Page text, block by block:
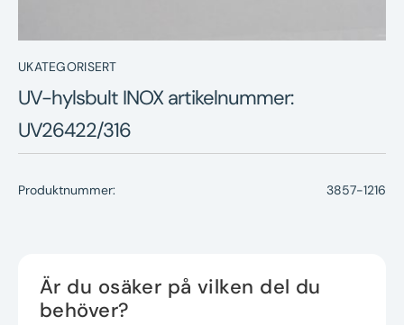
UKATEGORISERT
UV-hylsbult INOX artikelnummer:
UV26422/316
Produktnummer: 3857-1216
Är du osäker på vilken del du
behöver?